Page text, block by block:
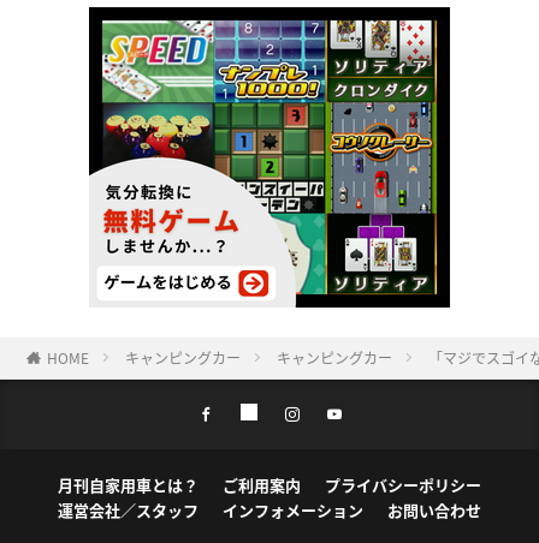
HOME キャンピングカー キャンピングカー 「マジでスゴ
月刊自家用車とは？ ご利用案内
プライバシーポリシー
運営会社／スタッフ
インフォメーション お問い合わせ